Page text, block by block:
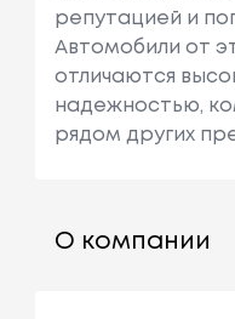
репутацией и
Автомобили от
отличаются
надежностью,
рядом других
О компании